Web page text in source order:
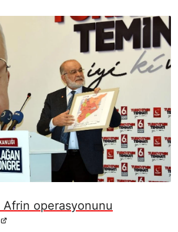
Afrin operasyonunu